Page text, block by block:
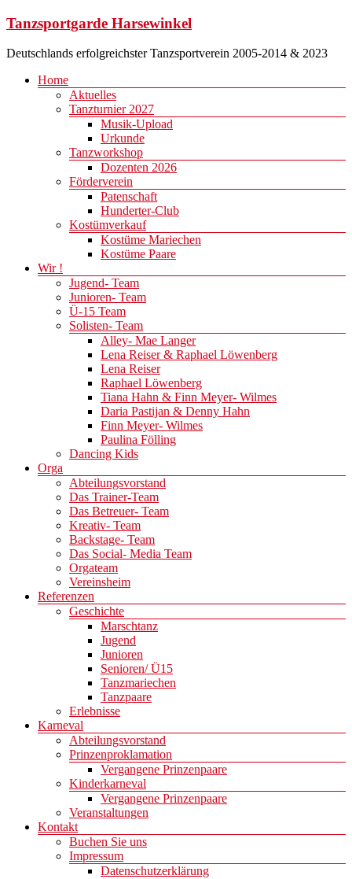
Zum
springen
Tanzsportgarde Harsewinkel
Deutschlands erfolgreichster Tanzsportverein 2005-2014 & 2023
Menü
Home
Aktuelles
Tanzturnier 2027
Musik-Upload
Urkunde
Tanzworkshop
Dozenten 2026
Förderverein
Patenschaft
Hunderter-Club
Kostümverkauf
Kostüme Mariechen
Kostüme Paare
Wir !
Jugend- Team
Junioren- Team
Ü-15 Team
Solisten- Team
Alley- Mae Langer
Lena Reiser & Raphael Löwenberg
Lena Reiser
Raphael Löwenberg
Tiana Hahn & Finn Meyer- Wilmes
Daria Pastijan & Denny Hahn
Finn Meyer- Wilmes
Paulina Fölling
Dancing Kids
Orga
Abteilungsvorstand
Das Trainer-Team
Das Betreuer- Team
Kreativ- Team
Backstage- Team
Das Social- Media Team
Orgateam
Vereinsheim
Referenzen
Geschichte
Marschtanz
Jugend
Junioren
Senioren/ Ü15
Tanzmariechen
Tanzpaare
Erlebnisse
Karneval
Abteilungsvorstand
Prinzenproklamation
Vergangene Prinzenpaare
Kinderkarneval
Vergangene Prinzenpaare
Veranstaltungen
Kontakt
Buchen Sie uns
Impressum
Datenschutzerklärung